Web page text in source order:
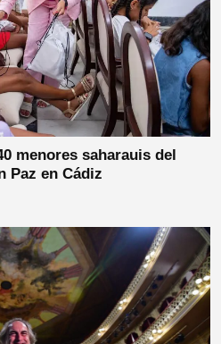
menores saharauis del
Paz en Cádiz